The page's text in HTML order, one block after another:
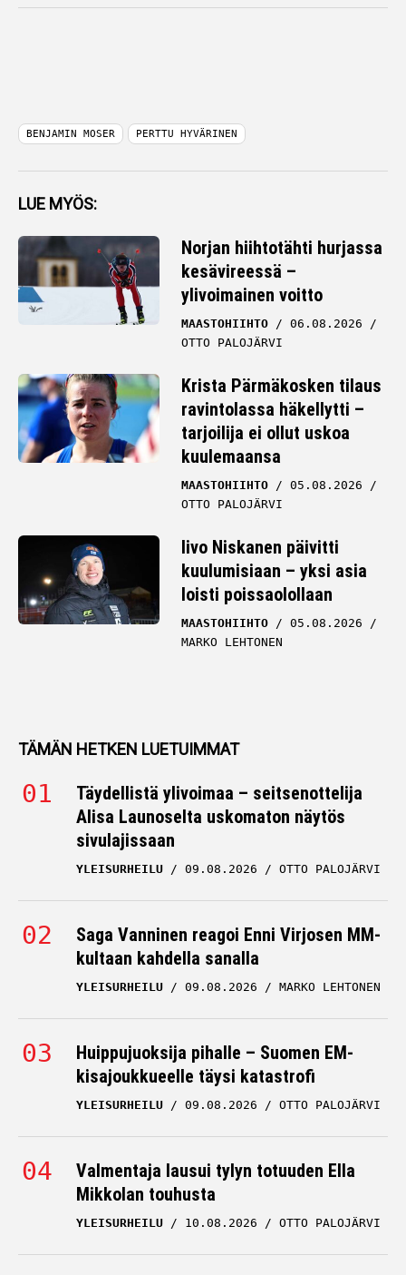
BENJAMIN MOSER PERTTU HYVÄRINEN
LUE MYÖS:
Norjan hiihtotähti hurjassa
kesävireessä –
ylivoimainen voitto
MAASTOHIIHTO
06.08.2026
OTTO PALOJÄRVI
Krista Pärmäkosken tilaus
ravintolassa häkellytti –
tarjoilija ei ollut uskoa
kuulemaansa
MAASTOHIIHTO
05.08.2026
OTTO PALOJÄRVI
Iivo Niskanen päivitti
kuulumisiaan – yksi asia
loisti poissaolollaan
MAASTOHIIHTO
05.08.2026
MARKO LEHTONEN
TÄMÄN HETKEN LUETUIMMAT
Täydellistä ylivoimaa – seitsenottelija
Alisa Launoselta uskomaton näytös
sivulajissaan
YLEISURHEILU 09.08.2026 OTTO PALOJÄRVI
Saga Vanninen reagoi Enni Virjosen MM-
kultaan kahdella sanalla
YLEISURHEILU 09.08.2026 MARKO LEHTONEN
Huippujuoksija pihalle – Suomen EM-
kisajoukkueelle täysi katastrofi
YLEISURHEILU 09.08.2026 OTTO PALOJÄRVI
Valmentaja lausui tylyn totuuden Ella
Mikkolan touhusta
YLEISURHEILU 10.08.2026 OTTO PALOJÄRVI